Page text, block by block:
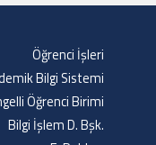
Öğrenci İşleri
Bilgi Sistemi
Öğrenci Birimi
Bilgi İşlem D. Bşk.